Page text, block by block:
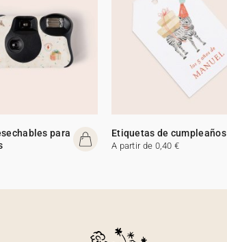
para
Etiquetas de cumpleaños
A partir de 0,40 €